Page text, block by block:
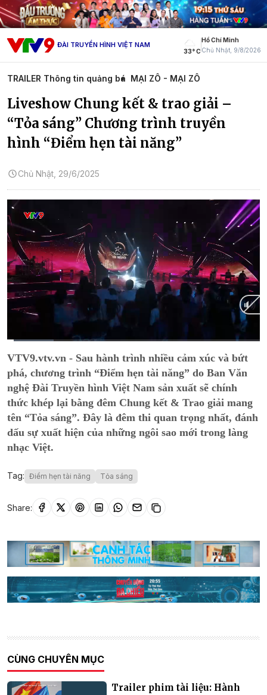
ĐÀI TRUYỀN HÌNH VIỆT NAM
33° C
Hồ Chí Minh
Chủ Nhật, 9/8/2026
TRAILER Thông tin quảng bá MẠI ZÔ - MẠI ZÔ
Liveshow Chung kết & trao giải –
“Tỏa sáng” Chương trình truyền
hình “Điểm hẹn tài năng”
Chủ Nhật, 29/6/2025
Time
VTV9.vtv.vn - Sau hành trình nhiều cảm xúc và bứt
phá, chương trình “Điểm hẹn tài năng” do Ban Văn
nghệ Đài Truyền hình Việt Nam sản xuất sẽ chính
thức khép lại bằng đêm Chung kết & Trao giải mang
tên “Tỏa sáng”. Đây là đêm thi quan trọng nhất, đánh
dấu sự xuất hiện của những ngôi sao mới trong làng
nhạc Việt.
Tag: Điểm hẹn tài năng Tỏa sáng
Share:
CÙNG CHUYÊN MỤC
Trailer phim tài liệu: Hành